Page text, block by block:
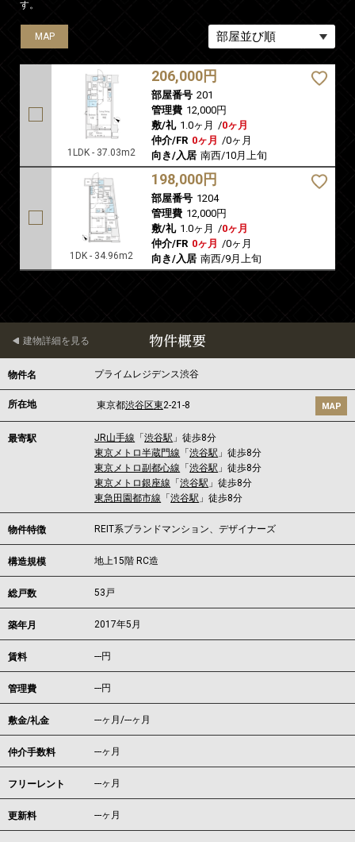
す。
MAP
1LDK - 37.03m2
206,000円
部屋番号 201
管理費 12,000円
敷/礼 1.0ヶ月 /0ヶ月
仲介/FR 0ヶ月 /0ヶ月
向き/入居 南西/10月上旬
MAP
1DK - 34.96m2
198,000円
部屋番号 1204
管理費 12,000円
敷/礼 1.0ヶ月 /0ヶ月
仲介/FR 0ヶ月 /0ヶ月
向き/入居 南西/9月上旬
物件概要
建物詳細を見る
物件名 プライムレジデンス渋谷
所在地 東京都渋谷区東2-21-8 MAP
最寄駅 JR山手線 「渋谷駅 」徒歩8分
東京メトロ半蔵門線 「渋谷駅 」徒歩8分
東京メトロ副都心線 「渋谷駅 」徒歩8分
東京メトロ銀座線 「渋谷駅 」徒歩8分
東急田園都市線 「渋谷駅 」徒歩8分
物件特徴 REIT系ブランドマンション、デザイナーズ
構造規模 地上15階 RC造
総戸数 53戸
築年月 2017年5月
賃料 ---円
管理費 ---円
敷金/礼金 ---ヶ月/---ヶ月
仲介手数料 ---ヶ月
フリーレント ---ヶ月
更新料 ---ヶ月